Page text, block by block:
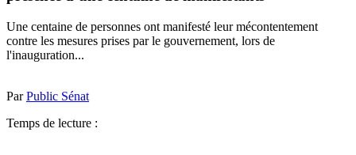
Une centaine de personnes ont manifesté leur mécontentement
contre les mesures prises par le gouvernement, lors de
l'inauguration...
ParPublic Sénat
Temps de lecture :